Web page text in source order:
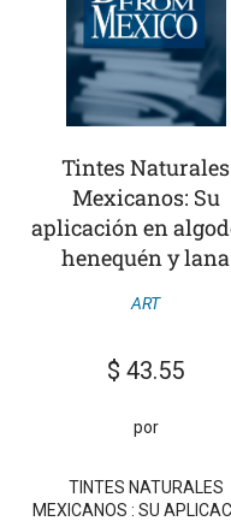
Tintes Naturales
Mexicanos: Su
aplicación en
henequén y lana
ART
$ 43.55
por
TINTES NATURALES
MEXICANOS : SU